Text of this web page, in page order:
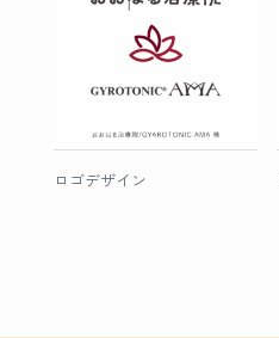
ロゴデザイン